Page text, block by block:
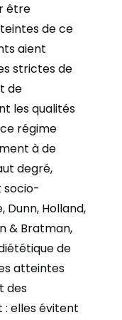
être
de ce
aient
strictes de
de
les qualités
régime
à de
degré,
socio-
Holland,
& Bratman,
de
atteintes
des
elles évitent